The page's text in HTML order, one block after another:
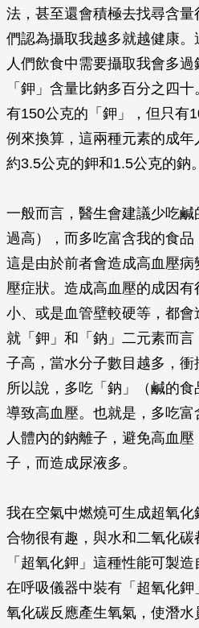
法，甚至還會積極去找尋含
們認為攝取我越多就越健康
人們飲食中需要攝取我會多
「鉀」含量比鈉多百分之四
有150公克的「鉀」，但只有
例來換算，這兩種元素的成
約3.5公克的鉀和1.5公克的鈉。
一般而言，醫生會建議少吃
過高），而多吃富含我的食品
這是由於前者會造成高血壓
壓症狀。造成高血壓的成因
小、或是血管壁較硬等，都
就「鉀」和「鈉」二元素而
子高，當水分子數目越多，衝
所以說，多吃「鈉」（鹹的
導致高血壓。也就是，多吃
人體內的鈉離子，避免高血
子，而造成尿液多。
我在空氣中燃燒可生成超氧化
合物很有趣，與水和二氧化
「超氧化鉀」這種性能可製
在呼吸儀器中裝有「超氧化
氧化碳反應產生氧氣，使潛